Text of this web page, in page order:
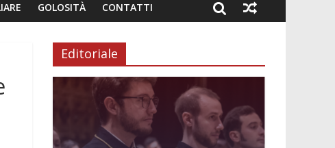
GOLOSITÀ CONTATTI
Editoriale